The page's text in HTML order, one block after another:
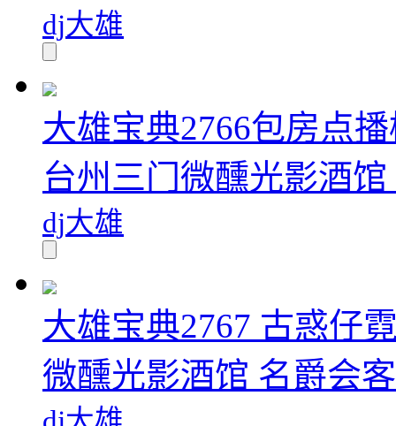
dj大雄
大雄宝典2766包房点
台州三门微醺光影酒
dj大雄
大雄宝典2767 古惑仔
微醺光影酒馆 名爵会